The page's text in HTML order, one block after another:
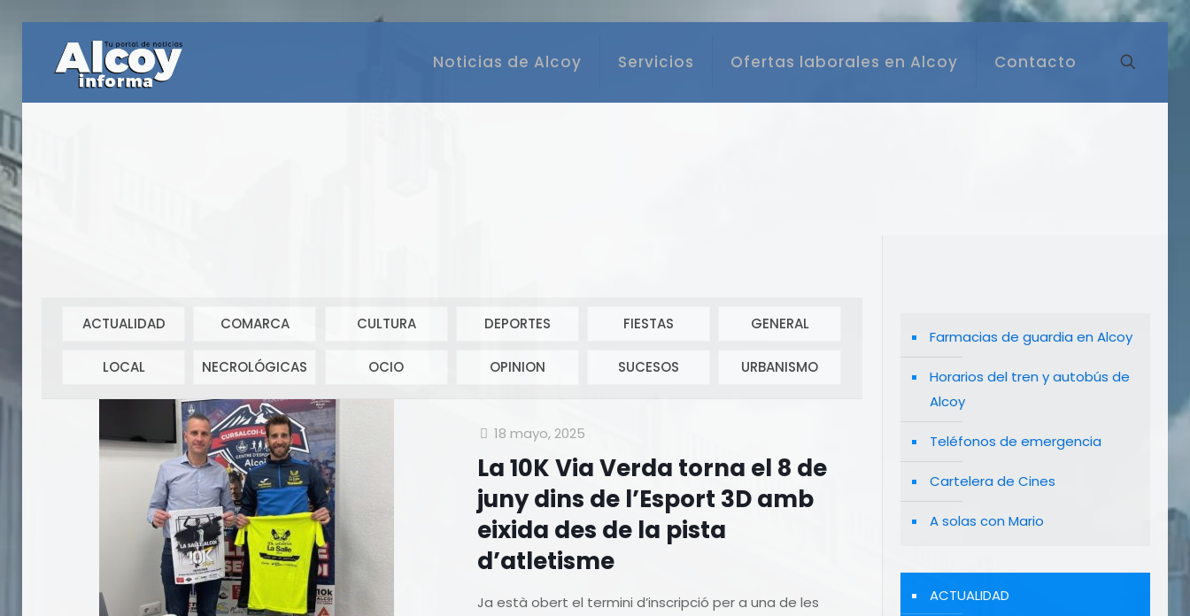
Noticias de Alcoy Servicios Ofertas laborales en Alcoy Contacto
ACTUALIDAD COMARCA CULTURA DEPORTES FIESTAS GENERAL
LOCAL NECROLÓGICAS OCIO OPINION SUCESOS URBANISMO
18 mayo, 2025
La 10K Via Verda torna el 8 de
juny dins de l’Esport 3D amb
eixida des de la pista
d’atletisme
Ja està obert el termini d’inscripció per a una de les
Farmacias de guardia en Alcoy
Horarios del tren y autobús de
Alcoy
Teléfonos de emergencia
Cartelera de Cines
A solas con Mario
ACTUALIDAD